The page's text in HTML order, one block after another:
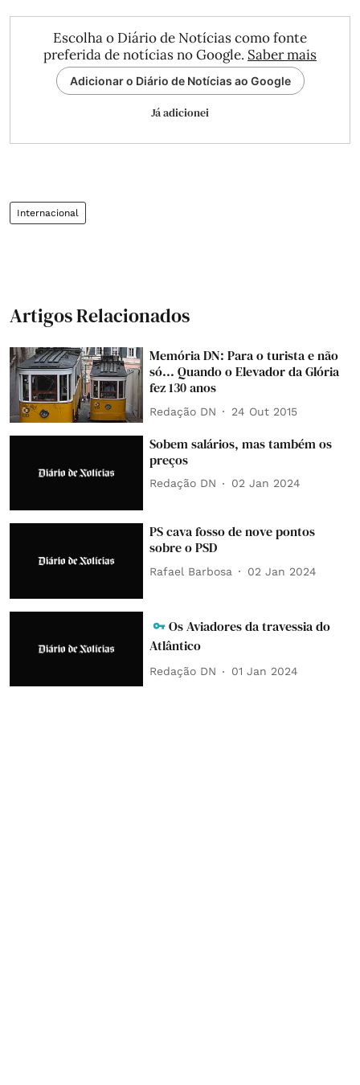
Escolha o Diário de Notícias como fonte
preferida de notícias no Google. Saber mais
Adicionar o Diário de Notícias ao Google
Já adicionei
Internacional
Artigos Relacionados
Memória DN: Para o turista e não
só... Quando o Elevador da Glória
fez 130 anos
Redação DN 24 Out 2015
Sobem salários, mas também os
preços
Redação DN 02 Jan 2024
PS cava fosso de nove pontos
sobre o PSD
Rafael Barbosa 02 Jan 2024
Os Aviadores da travessia do
Atlântico
Redação DN 01 Jan 2024